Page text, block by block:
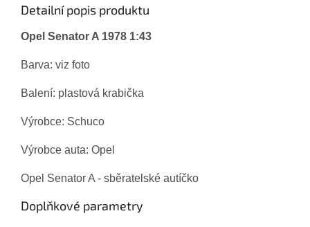
Detailní popis produktu
Opel Senator A 1978 1:43
Barva: viz foto
Balení: plastová krabička
Výrobce: Schuco
Výrobce auta: Opel
Opel Senator A - sběratelské autíčko
Doplňkové parametry